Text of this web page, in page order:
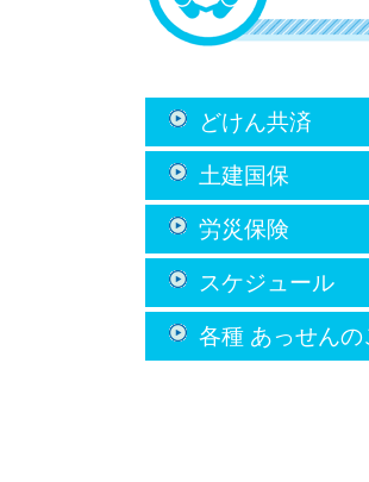
どけん共済
土建国保
労災保険
スケジュール
各種 あっせんの